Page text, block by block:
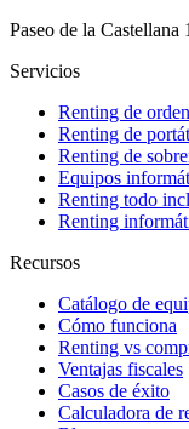
Paseo de la
Servicios
Renting de
Renting de
Renting de
Equipos
Renting todo
Renting
Recursos
Catálogo de
Cómo funciona
Renting vs
Ventajas fiscales
Casos de éxito
Calculadora de